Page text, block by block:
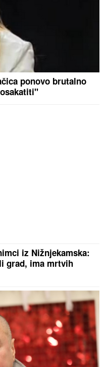
ponovo brutalno
iz Nižnjekamska:
grad, ima mrtvih